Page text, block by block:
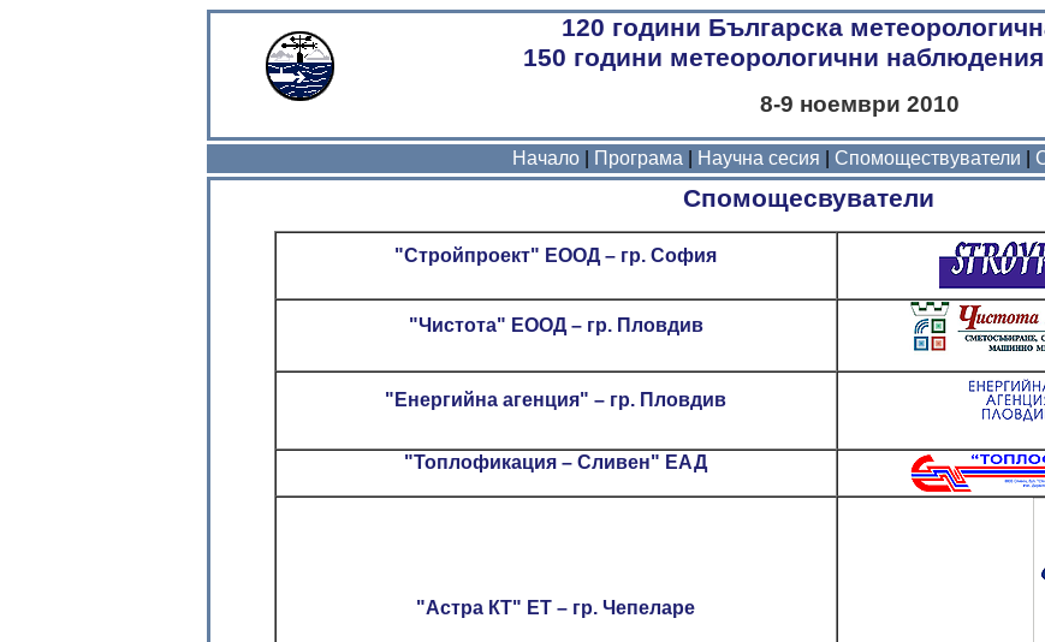
120 години Българска
150 години метеорологични
8-9 ноември 2010
Начало Програма Научна сесия Спомоществуватели
Спомощесвуватели
"Стройпроект" ЕООД – гр. София
"Чистота" ЕООД – гр. Пловдив
"Енергийна агенция" – гр. Пловдив
"Топлофикация – Сливен" ЕАД
"Астра КТ" ЕТ – гр. Чепеларе